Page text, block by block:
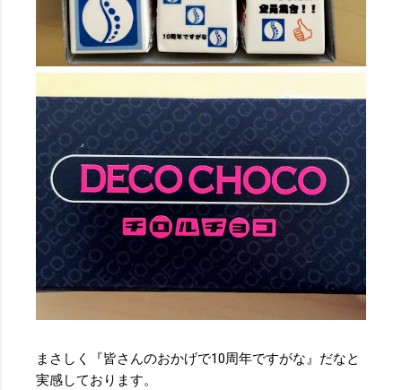
まさしく『皆さんのおかげで10周年ですがな』だなと
実感しております。